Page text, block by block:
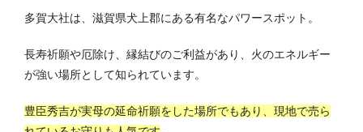
多賀大社は、滋賀県犬上郡にある有名なパワースポット。
長寿祈願や厄除け、縁結びのご利益があり、火のエネルギー
が強い場所として知られています。
豊臣秀吉が実母の延命祈願をした場所でもあり、現地で売ら